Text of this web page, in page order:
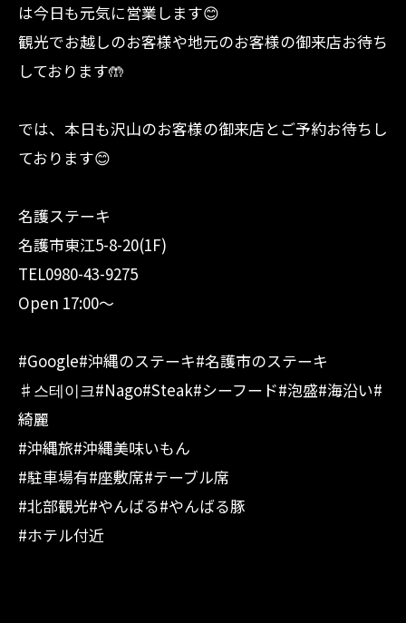
は今日も元気に営業します😊
観光でお越しのお客様や地元のお客様の御来店お待ち
しております🤲
では、本日も沢山のお客様の御来店とご予約お待ちし
ております😊
名護ステーキ
名護市東江5-8-20(1F)
TEL0980-43-9275
Open 17:00〜
#Google#沖縄のステーキ#名護市のステーキ
♯스테이크#Nago#Steak#シーフード#泡盛#海沿い#
綺麗
#沖縄旅#沖縄美味いもん
#駐車場有#座敷席#テーブル席
#北部観光#やんばる#やんばる豚
#ホテル付近